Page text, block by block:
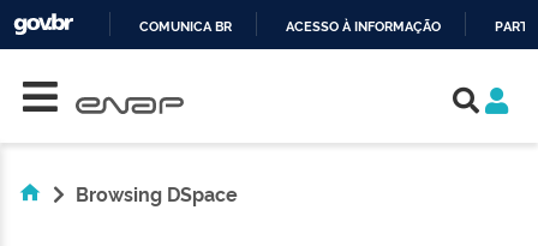
COMUNICA BR ACESSO À INFORMAÇÃO
Browsing DSpace